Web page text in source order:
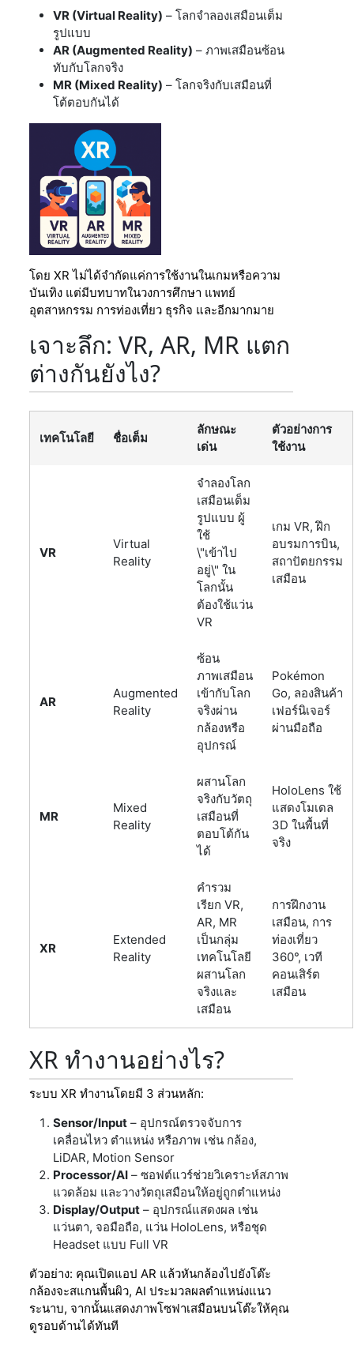
VR (Virtual Reality) – โลกจำลองเสมือนเต็ม
รูปแบบ
AR (Augmented Reality) – ภาพเสมือนซ้อน
ทับกับโลกจริง
MR (Mixed Reality) – โลกจริงกับเสมือนที่
โต้ตอบกันได้
โดย XR ไม่ได้จำกัดแค่การใช้งานในเกมหรือความ
บันเทิง แต่มีบทบาทในวงการศึกษา แพทย์
อุตสาหกรรม การท่องเที่ยว ธุรกิจ และอีกมากมาย
เจาะลึก: VR, AR, MR แตก
ต่างกันยังไง?
เทคโนโลยี ชื่อเต็ม
ลักษณะ
เด่น
ตัวอย่างการ
ใช้งาน
VR
Virtual
Reality
จำลองโลก
เสมือนเต็ม
รูปแบบ ผู้
ใช้
\"เข้าไป
อยู่\" ใน
โลกนั้น
ต้องใช้แว่น
VR
เกม VR, ฝึก
อบรมการบิน,
สถาปัตยกรรม
เสมือน
AR
Augmented
Reality
ซ้อน
ภาพเสมือน
เข้ากับโลก
จริงผ่าน
กล้องหรือ
อุปกรณ์
Pokémon
Go, ลองสินค้า
เฟอร์นิเจอร์
ผ่านมือถือ
MR
Mixed
Reality
ผสานโลก
จริงกับวัตถุ
เสมือนที่
ตอบโต้กัน
ได้
HoloLens ใช้
แสดงโมเดล
3D ในพื้นที่
จริง
XR
Extended
Reality
คำรวม
เรียก VR,
AR, MR
เป็นกลุ่ม
เทคโนโลยี
ผสานโลก
จริงและ
เสมือน
การฝึกงาน
เสมือน, การ
ท่องเที่ยว
360°, เวที
คอนเสิร์ต
เสมือน
XR ทำงานอย่างไร?
ระบบ XR ทำงานโดยมี 3 ส่วนหลัก:
Sensor/Input – อุปกรณ์ตรวจจับการ
เคลื่อนไหว ตำแหน่ง หรือภาพ เช่น กล้อง,
LiDAR, Motion Sensor
Processor/AI – ซอฟต์แวร์ช่วยวิเคราะห์สภาพ
แวดล้อม และวางวัตถุเสมือนให้อยู่ถูกตำแหน่ง
Display/Output – อุปกรณ์แสดงผล เช่น
แว่นตา, จอมือถือ, แว่น HoloLens, หรือชุด
Headset แบบ Full VR
ตัวอย่าง: คุณเปิดแอป AR แล้วหันกล้องไปยังโต๊ะ
กล้องจะสแกนพื้นผิว, AI ประมวลผลตำแหน่งแนว
ระนาบ, จากนั้นแสดงภาพโซฟาเสมือนบนโต๊ะให้คุณ
ดูรอบด้านได้ทันที